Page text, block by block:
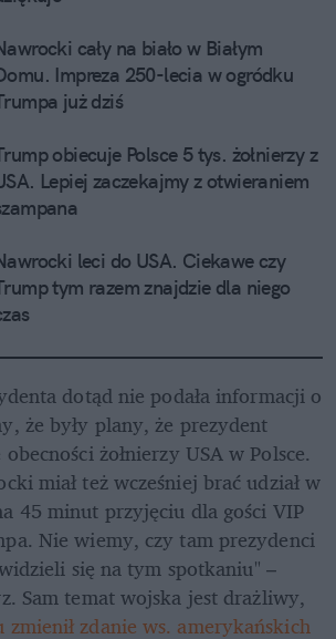
cały na biało w Białym
Impreza 250-lecia w ogródku
już dziś
obiecuje Polsce 5 tys. żołnierzy z
Lepiej zaczekajmy z otwieraniem
leci do USA. Ciekawe czy
tym razem znajdzie dla niego
dotąd nie podała informacji o
że były plany, że prezydent
żołnierzy USA w Polsce.
miał też wcześniej brać udział w
45 minut przyjęciu dla gości VIP
Nie wiemy, czy tam prezydenci
się na tym spotkaniu" –
Sam temat wojska jest drażliwy,
zdanie ws. amerykańskich